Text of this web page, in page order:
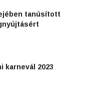
tanúsított
karnevál 2023